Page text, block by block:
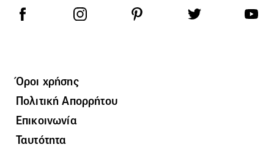
Όροι χρήσης
Πολιτική Απορρήτου
Επικοινωνία
Ταυτότητα